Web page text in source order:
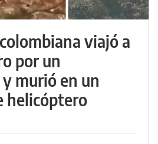
viajó a
por un
murió en un
helicóptero